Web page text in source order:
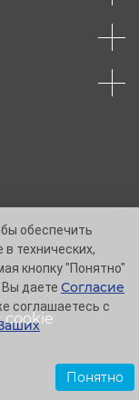
cookie
обеспечить
технических,
кнопку "Понятно"
даете Согласие
соглашаетесь с
Понятно